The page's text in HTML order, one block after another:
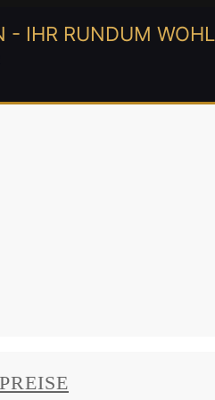
- IHR RUNDUM